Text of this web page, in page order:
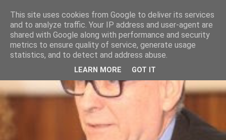
This site uses cookies from Google to deliver its services
and to analyze traffic. Your IP address and user-agent are
shared with Google along with performance and security
metrics to ensure quality of service, generate usage
statistics, and to detect and address abuse.
LEARN MORE GOT IT